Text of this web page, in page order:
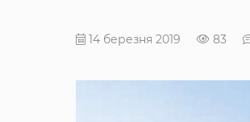
14 березня 2019 83